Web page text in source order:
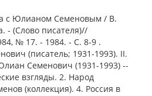
с Юлианом Семеновым / В.
- (Слово писателя)//
№ 17. - 1984. - С. 8-9 .
(писатель; 1931-1993). II.
Семенович (1931-1993) --
взгляды. 2. Народ
(коллекция). 4. Россия в